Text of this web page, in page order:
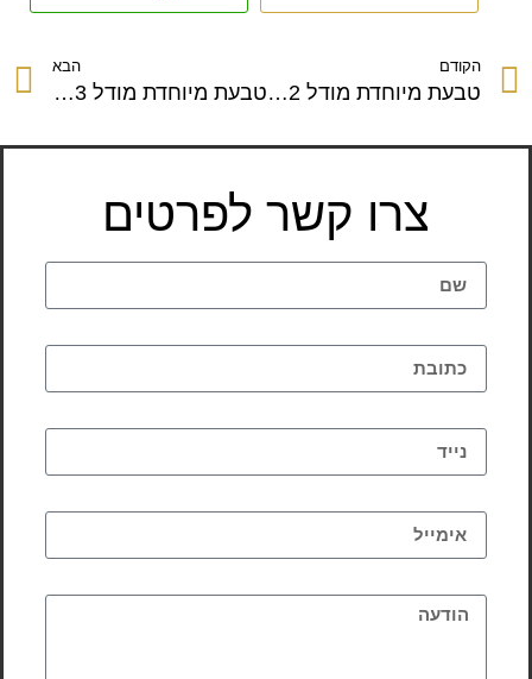
הקודם
טבעת מיוחדת מודל 1032
הבא
טבעת מיוחדת מודל 1043
צרו קשר לפרטים